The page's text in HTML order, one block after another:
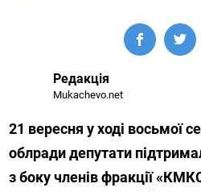
Редакція
Mukachevo.net
21 вересня у ході восьмої
облради депутати
з боку членів фракції